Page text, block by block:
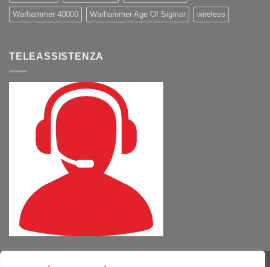
Warhammer 40000 Warhammer Age Of Sigmar wireless
TELEASSISTENZA